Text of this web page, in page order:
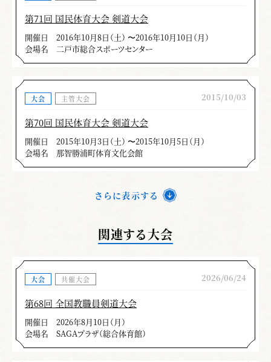
第71回 国民体育大会 剣道大会
開催日
2016年10月8日（土） 〜2016年10月10日（月）
会場名
二戸市総合スポーツセンター
大会 主管大会 2015/10/03
第70回 国民体育大会 剣道大会
開催日
2015年10月3日（土） 〜2015年10月5日（月）
会場名
那智勝浦町体育文化会館
さらに表示する
関連する大会
大会 共催大会 2026/06/24
第68回 全国教職員剣道大会
開催日
2026年8月10日（月）
会場名
SAGAプラザ（総合体育館）